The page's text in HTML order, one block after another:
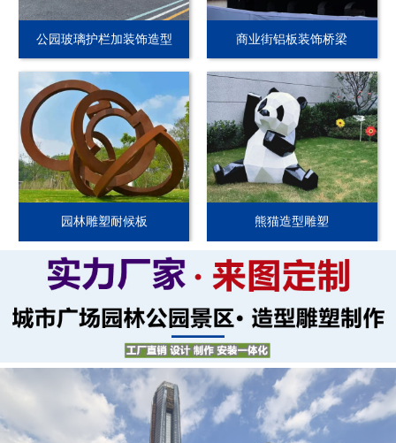
公园玻璃护栏加装饰造型 商业街铝板装饰桥梁
园林雕塑耐候板 熊猫造型雕塑